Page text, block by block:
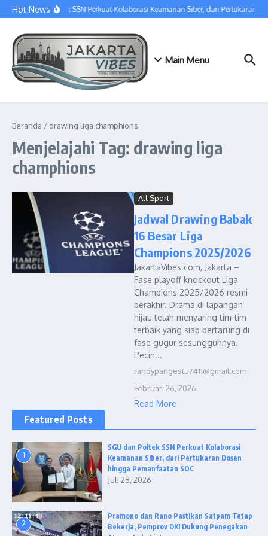
Lewati ke konten
Hot News
SGU dan Poltek SSN Perkuat Kolaborasi Keamanan Siber, dari Pertukaran
Main Menu
Beranda / drawing liga champhions
Menjelajahi Tag: drawing liga
champhions
All Sport
Jadwal Drawing Babak
16 Besar Liga
Champions 2025/2026
JakartaVibes.com, Jakarta –
Fase playoff knockout Liga
Champions 2025/2026 resmi
berakhir. Drama di lapangan
hijau telah menyaring tim-tim
terbaik yang siap bertarung di
fase gugur sesungguhnya.
Pecin...
randypangestu7411@gmail.com
Februari 26, 2026
Read More
Featured Posts
1
SGU dan Poltek SSN Perkuat Kolaborasi
Keamanan Siber, dari Pertukaran Dosen
hingga Pemanfaatan SOC
Juli 28, 2026
2
Pramono dan Rano Pastikan Satpam Tetap
Bekerja, Pemprov DKI Dukung Penegakan